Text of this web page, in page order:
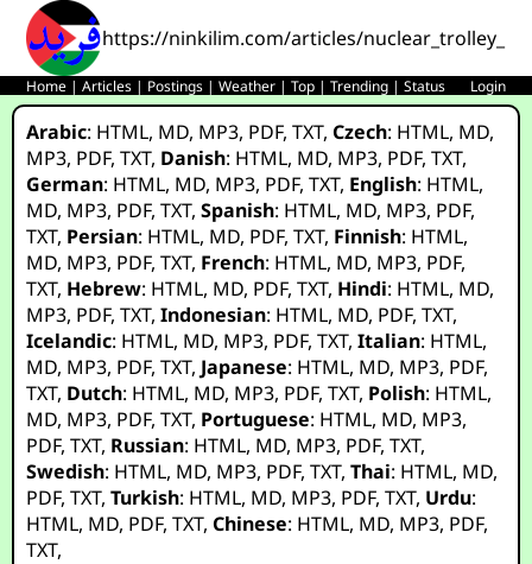
https://ninkilim.com/articles/
Home |Articles | Postings |Weather |Top |Trending |Status Login
Arabic: HTML, MD, MP3, PDF,TXT,Czech: HTML, MD,
MP3, PDF,TXT, Danish: HTML, MD, MP3, PDF,TXT,
German: HTML, MD, MP3, PDF,TXT, English: HTML,
MD, MP3, PDF,TXT,Spanish: HTML, MD, MP3, PDF,
TXT, Persian: HTML, MD, PDF,TXT, Finnish: HTML,
MD, MP3, PDF,TXT, French: HTML, MD, MP3, PDF,
TXT, Hebrew: HTML, MD, PDF,TXT, Hindi: HTML, MD,
MP3, PDF,TXT,Indonesian: HTML, MD, PDF,TXT,
Icelandic: HTML, MD, MP3, PDF,TXT,Italian: HTML,
MD, MP3, PDF,TXT, Japanese: HTML, MD, MP3, PDF,
TXT, Dutch: HTML, MD, MP3, PDF,TXT, Polish: HTML,
MD, MP3, PDF,TXT, Portuguese: HTML, MD, MP3,
PDF,TXT, Russian: HTML, MD, MP3, PDF,TXT,
Swedish: HTML, MD, MP3, PDF,TXT,Thai: HTML, MD,
PDF,TXT,Turkish: HTML, MD, MP3, PDF,TXT, Urdu:
HTML, MD, PDF,TXT,Chinese: HTML, MD, MP3, PDF,
TXT,